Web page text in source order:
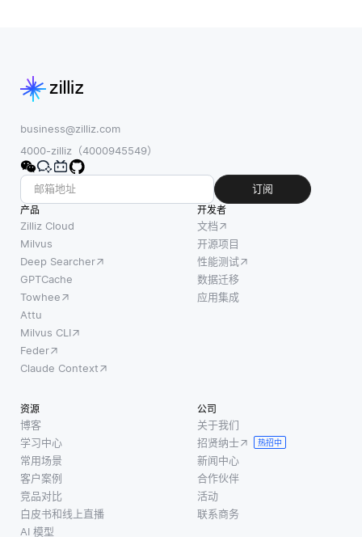
business@zilliz.com
4000-zilliz（4000945549）
订阅
产品
Zilliz Cloud
Milvus
Deep Searcher
GPTCache
Towhee
Attu
Milvus CLI
Feder
Claude Context
开发者
文档
开源项目
性能测试
数据迁移
应用集成
资源
博客
学习中心
常用场景
客户案例
竞品对比
白皮书和线上直播
AI 模型
公司
关于我们
招贤纳士
热招中
新闻中心
合作伙伴
活动
联系商务